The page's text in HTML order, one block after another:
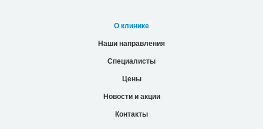
О клинике
Наши направления
Специалисты
Цены
Новости и акции
Контакты